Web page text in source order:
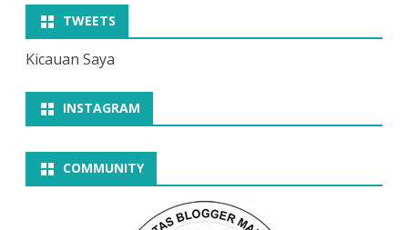
TWEETS
Kicauan Saya
INSTAGRAM
COMMUNITY